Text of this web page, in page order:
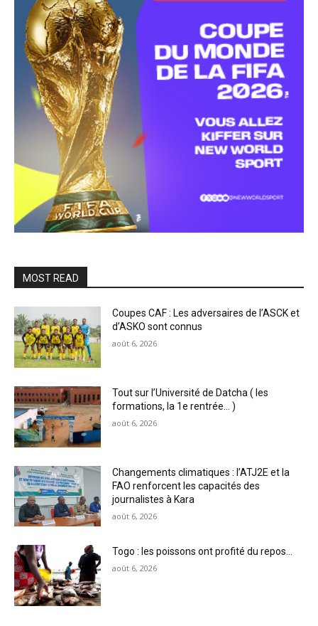
MOST READ
Coupes CAF : Les adversaires de l’ASCK et
d’ASKO sont connus
août 6, 2026
Tout sur l’Université de Datcha ( les
formations, la 1e rentrée… )
août 6, 2026
Changements climatiques : l’ATJ2E et la
FAO renforcent les capacités des
journalistes à Kara
août 6, 2026
Togo : les poissons ont profité du repos…
août 6, 2026